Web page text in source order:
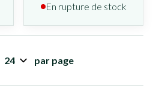
En rupture de stock
par page